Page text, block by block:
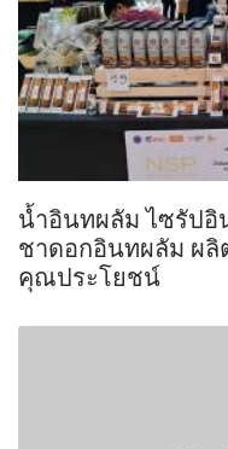
น้ำอินทผลัม ไซรัปอิ
ชาดอกอินทผลัม ผ
คุณประโยชน์